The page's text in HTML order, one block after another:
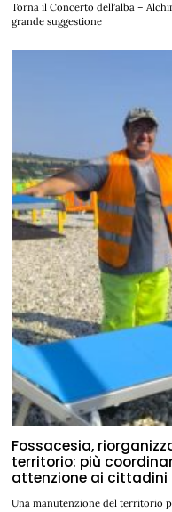
Torna il Concerto dell’alba –
grande suggestione
Fossacesia,
territorio: più
attenzione ai cittadini
Una manutenzione del territorio